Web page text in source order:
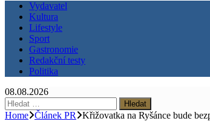
Vydavatel
Kultura
Lifestyle
Sport
Gastronomie
Redakční testy
Politika
08.08.2026
Vyhledávání
Home Článek PR Křižovatka na Ryšánce bude